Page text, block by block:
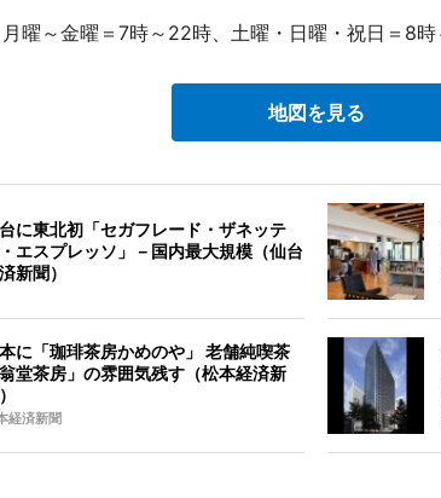
曜～金曜＝7時～22時、土曜・日曜・祝日＝8時
地図を見る
に東北初「セガフレード・ザネッテ
エスプレッソ」－国内最大規模（仙台
新聞）
に「珈琲茶房かめのや」 老舗純喫茶
翁堂茶房」の雰囲気残す（松本経済新
経済新聞